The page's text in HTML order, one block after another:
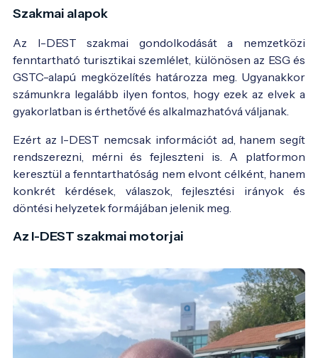
Szakmai alapok
Az I-DEST szakmai gondolkodását a nemzetközi
fenntartható turisztikai szemlélet, különösen az ESG és
GSTC-alapú megközelítés határozza meg. Ugyanakkor
számunkra legalább ilyen fontos, hogy ezek az elvek a
gyakorlatban is érthetővé és alkalmazhatóvá váljanak.
Ezért az I-DEST nemcsak információt ad, hanem segít
rendszerezni, mérni és fejleszteni is. A platformon
keresztül a fenntarthatóság nem elvont célként, hanem
konkrét kérdések, válaszok, fejlesztési irányok és
döntési helyzetek formájában jelenik meg.
Az I-DEST szakmai motorjai